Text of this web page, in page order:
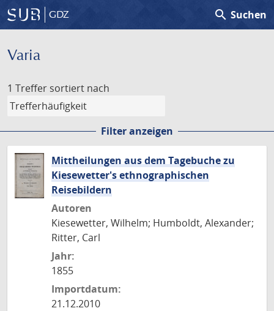
GDZ search Suchen
Varia
1 Treffer sortiert nach
Filter anzeigen
Mittheilungen aus dem Tagebuche zu
Kiesewetter's ethnographischen
Reisebildern
Autoren
Kiesewetter, Wilhelm; Humboldt, Alexander;
Ritter, Carl
Jahr:
1855
Importdatum:
21.12.2010